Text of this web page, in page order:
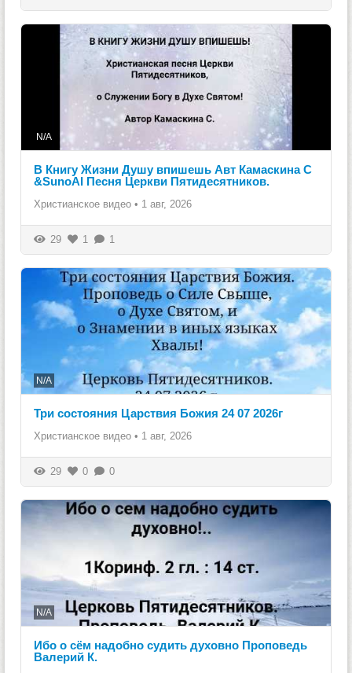
N/A
В Книгу Жизни Душу впишешь Авт Камаскина С
&SunoAI Песня Церкви Пятидесятников.
Христианское видео • 1 авг, 2026
29 1 1
N/A
Три состояния Царствия Божия 24 07 2026г
Христианское видео • 1 авг, 2026
29 0 0
N/A
Ибо о сём надобно судить духовно Проповедь
Валерий К.